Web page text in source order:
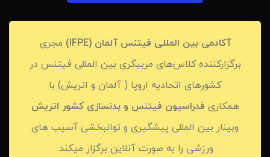
آکادمی بین المللی فيتنس آلمان (IFPE)
مجری
برگزارکننده کلاس‌های مربیگری بین المللی فیتنس در
کشورهای اتحادیه اروپا ( آلمان و اتریش) با
همکاری فدراسیون فیتنس و بدنسازی کشور اتریش
وبینار بین المللی پیشگیری و توانبخشی آسیب های
ورزشی را به صورت آنلاین برگزار میکند.